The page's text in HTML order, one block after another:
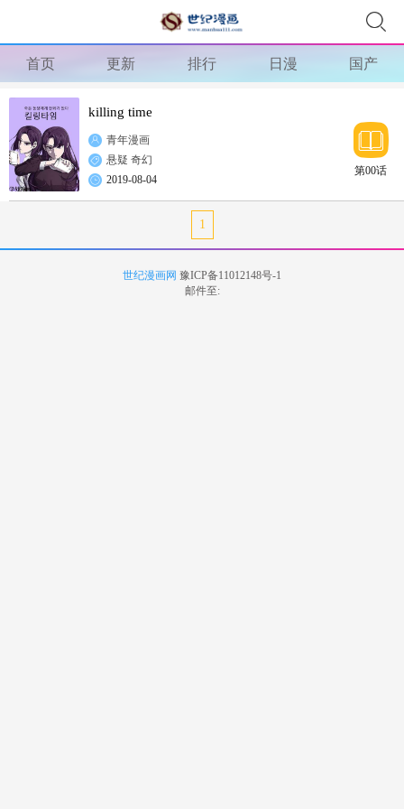
首页 更新 排行 日漫 国产
killing time
青年漫画
悬疑 奇幻
2019-08-04
第00话
1
世纪漫画网 豫ICP备11012148号-1
邮件至: